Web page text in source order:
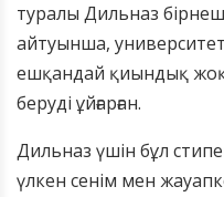
туралы Дильназ
айтуынша,
ешқандай қиындық
беруді ұйғарған.
Дильназ үшін бұл
үлкен сенім мен